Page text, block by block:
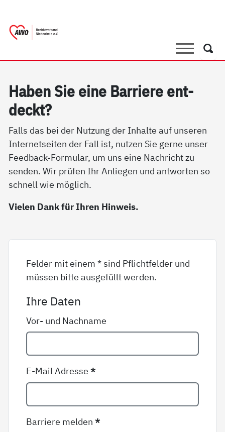
SucheSuche
Ha­ben Sie ei­ne Bar­rie­re ent­
deckt?
Falls das bei der Nutzung der Inhalte auf unseren
Internetseiten der Fall ist, nutzen Sie gerne unser
Feedback-Formular, um uns eine Nachricht zu
senden. Wir prüfen Ihr Anliegen und antworten so
schnell wie möglich.
Vielen Dank für Ihren Hinweis.
Felder mit einem * sind Pflichtfelder und
müssen bitte ausgefüllt werden.
Ihre Daten
Vor- und Nachname
E-Mail Adresse*
Barriere melden*